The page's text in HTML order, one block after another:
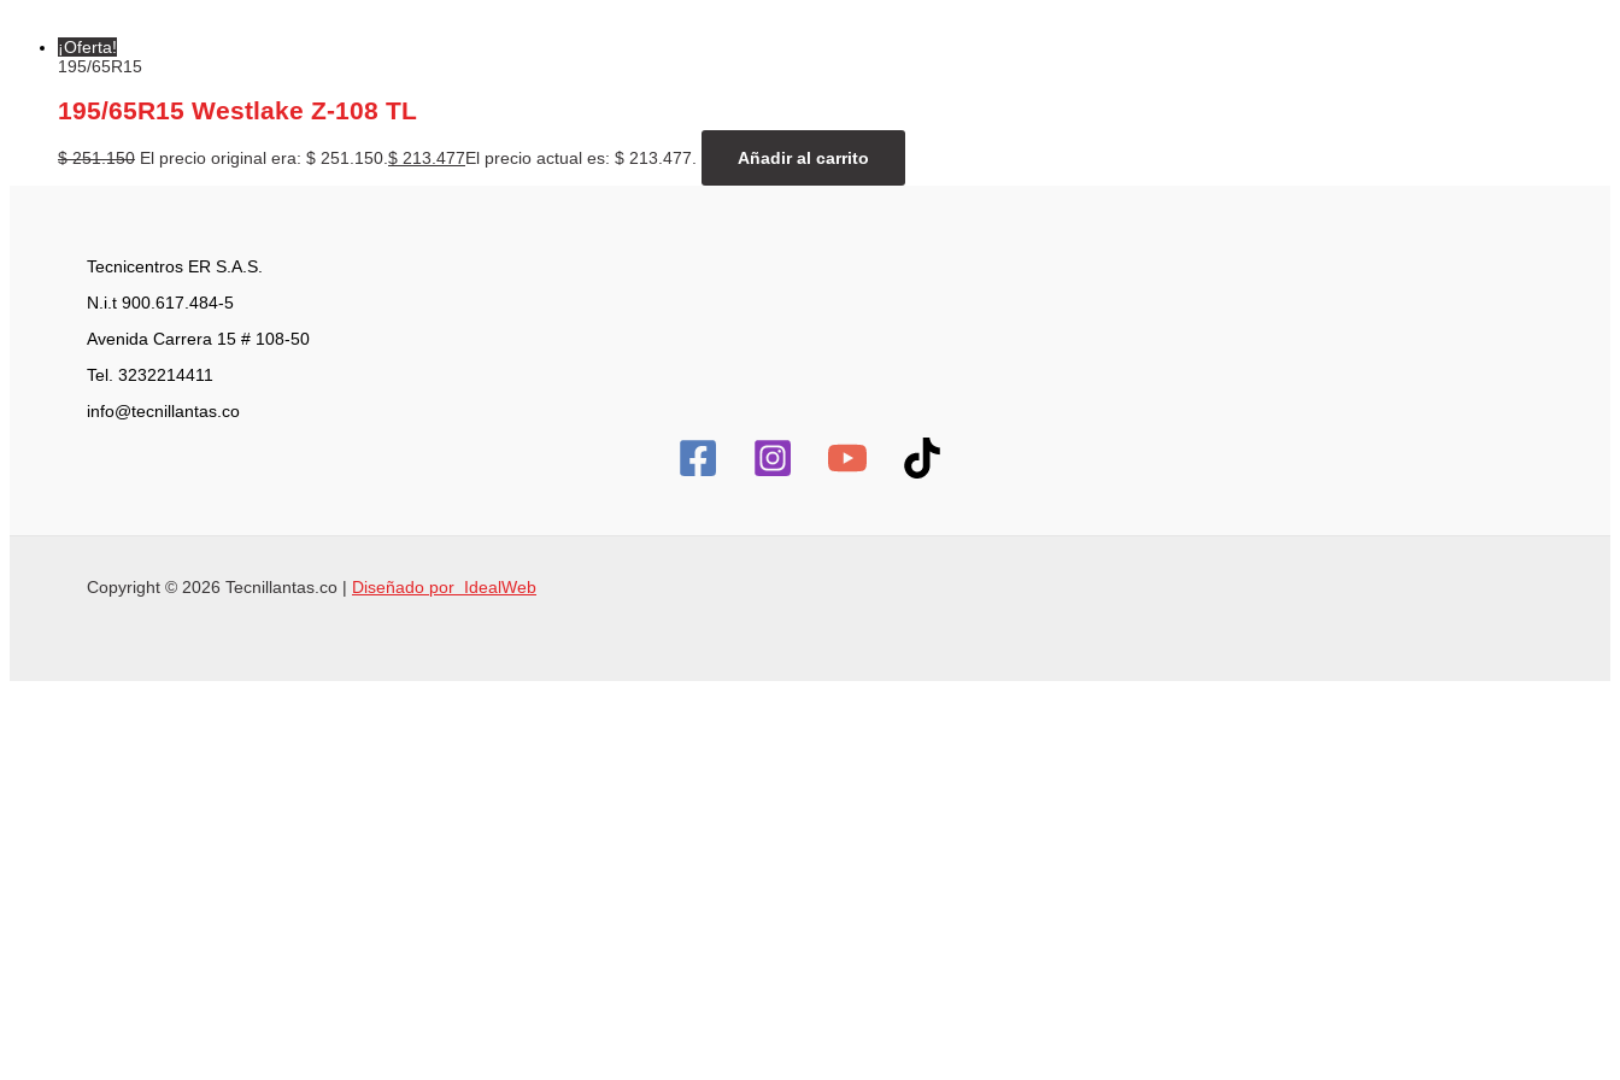
¡Oferta!
195/65R15
195/65R15 Westlake Z-108 TL
$251.150 El precio original era: $ 251.150. $ 213.477El precio actual es: $ 213.477. Añadir al carrito
Tecnicentros ER S.A.S.
N.i.t 900.617.484-5
Avenida Carrera 15 # 108-50
Tel. 3232214411
info@tecnillantas.co
Copyright © 2026 Tecnillantas.co | Diseñado por IdealWeb